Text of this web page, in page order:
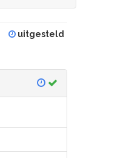
uitgesteld